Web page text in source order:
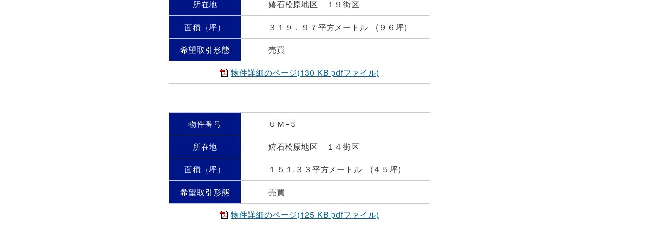
所在地
嬉石松原地区 １９街区
面積（坪）
３１９．９７平方メートル (９６坪)
希望取引形態
売買
物件詳細のページ(130 KB pdfファイル)
物件番号
ＵＭ−５
所在地
嬉石松原地区 １４街区
面積（坪）
１５１.３３平方メートル (４５坪)
希望取引形態
売買
物件詳細のページ(125 KB pdfファイル)